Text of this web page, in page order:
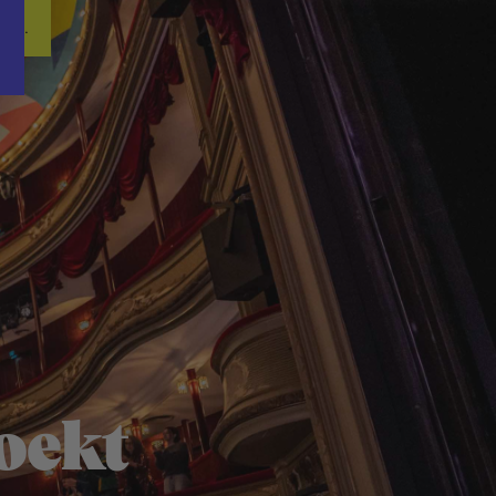
Word nu gratis en geheel vrijblijvend lid van ons Vacature Via